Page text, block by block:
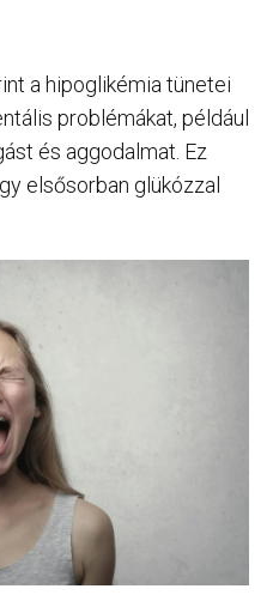
a hipoglikémia tünetei
problémákat, például
és aggodalmat. Ez
elsősorban glükózzal